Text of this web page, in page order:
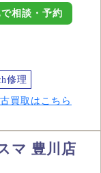
相談・予約
修理
買取はこちら
マ 豊川店